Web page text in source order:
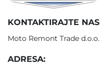
KONTAKTIRAJTE NAS
Moto Remont Trade d.o.o.
ADRESA: